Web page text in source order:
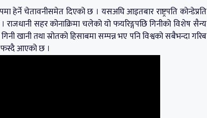
चेतावनीसमेत दिएको छ । यसअघि आइतबार राष्ट्रपति कोन्डेप्रति
सहर कोनाक्रिमा चलेको यो फयरिङ्गपछि गिनीको विशेष सैन्य
खानी तथा स्रोतको हिसाबमा सम्पन्न भए पनि विश्वको सबैभन्दा गरिब
फस्दै आएको छ ।